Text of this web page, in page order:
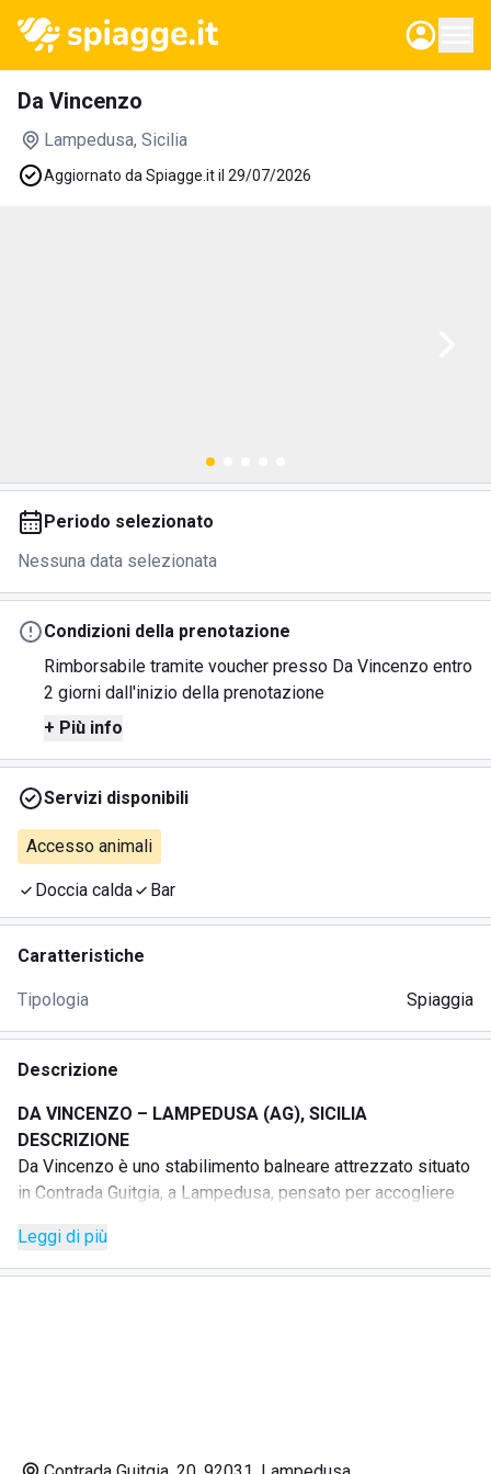
Da Vincenzo
Lampedusa, Sicilia
Aggiornato da Spiagge.it il 29/07/2026
Periodo selezionato
Nessuna data selezionata
Condizioni della prenotazione
Rimborsabile tramite voucher presso Da Vincenzo entro
2 giorni dall'inizio della prenotazione
+ Più info
Servizi disponibili
Accesso animali
Doccia calda Bar
Caratteristiche
Tipologia Spiaggia
Descrizione
DA VINCENZO – LAMPEDUSA (AG), SICILIA
DESCRIZIONE
Da Vincenzo è uno stabilimento balneare attrezzato situato
in Contrada Guitgia, a Lampedusa, pensato per accogliere
La struttura offre servizi dedicati alla permanenza in
spiaggia, tra cui docce, bar e servizi igienici, in un ambiente
Leggi di più